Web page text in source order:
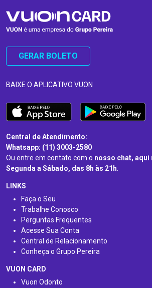
GERAR BOLETO
BAIXE O APLICATIVO VUON
Central de Atendimento:
Whatsapp: (11) 3003-2580
Ou entre em contato com o nosso chat, aqui
Segunda a Sábado, das 8h às 21h.
LINKS
Faça o Seu
Trabalhe Conosco
Perguntas Frequentes
Acesse Sua Conta
Central de Relacionamento
Conheça o Grupo Pereira
VUON CARD
Vuon Odonto